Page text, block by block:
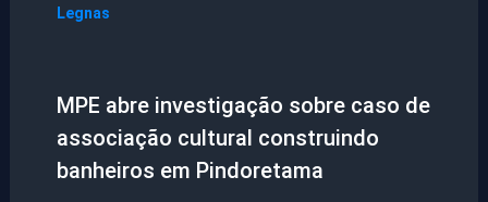
Legnas
MPE abre investigação sobre caso de
associação cultural construindo
banheiros em Pindoretama